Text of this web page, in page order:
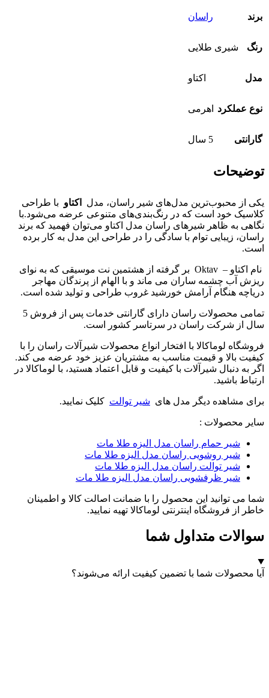
برند راسان
رنگ شیری طلایی
مدل اکتاو
نوع عملکرد اهرمی
گارانتی 5 سال
توضیحات
یکی از محبوب‌ترین مدل‌های شیر راسان، مدل اکتاو با طراحی
کلاسیک خود است که در رنگ‌بندی‌های متنوعی عرضه می‌شود.با
نگاهی به ظاهر شیر‌های راسان مدل اکتاو می‌توان فهمید که برند
راسان، زیبایی توام با سادگی را در طراحی این مدل به کار برده
است.
نام اکتاو – Oktav بر گرفته از
هشتمین نت موسیقی که به نوای
ریزش آب چشمه ساران می ماند و با الهام از پرندگان مهاجر
دریاچه هنگام آرامش خورشید غروب طراحی و تولید شده است.
تمامی محصولات راسان دارای
گارانتی خدمات پس از فروش 5
سال از شرکت راسان در سرتاسر کشور است.
فروشگاه لوماکالا با افتخار انواع محصولات شیرآلات راسان را با
کیفیت بالا و قیمت مناسب به مشتریان عزیز خود عرضه می کند.
اگر به دنبال شیرآلات با کیفیت و قابل اعتماد هستید، با لوماکالا در
ارتباط باشید.
برای مشاهده دیگر مدل های شیر توالت کلیک نمایید.
سایر محصولات :
شیر حمام راسان مدل الیزه طلا مات
شیر روشویی راسان مدل الیزه طلا مات
شیر توالت راسان مدل الیزه طلا مات
شیر ظرفشویی راسان مدل الیزه طلا مات
شما می توانید این محصول را با ضمانت اصالت کالا و اطمینان
خاطر از فروشگاه اینترنتی لوماکالا تهیه نمایید.
سوالات متداول شما
آیا محصولات شما با تضمین کیفیت ارائه می‌شوند؟